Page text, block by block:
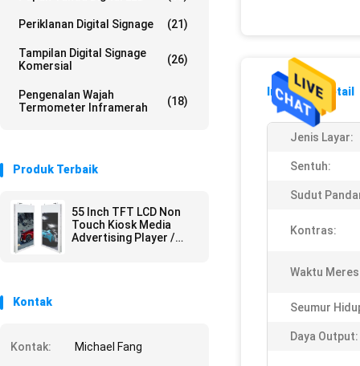
Periklanan Digital Signage (21)
Tampilan Digital Signage
Komersial
(26)
Pengenalan Wajah
Termometer Inframerah
(18)
Produk Terbaik
55 Inch TFT LCD Non
Touch Kiosk Media
Advertising Player /
Kontak
Kontak:
Michael Fang
Informasi Detail
Jenis Layar:
Sentuh:
Sudut
Kontras:
Waktu
Seumur
Daya Output: